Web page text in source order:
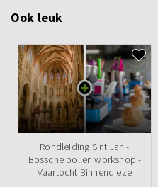
Ook leuk
Rondleiding Sint Jan -
Bossche bollen workshop -
Vaartocht Binnendieze